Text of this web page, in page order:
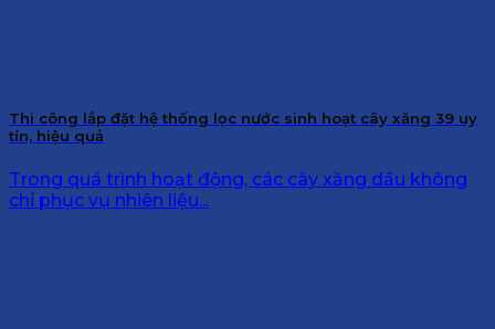
Thi công lắp đặt hệ thống lọc nước sinh hoạt cây xăng 39 uy
tín, hiệu quả
Trong quá trình hoạt động, các cây xăng dầu không
chỉ phục vụ nhiên liệu...